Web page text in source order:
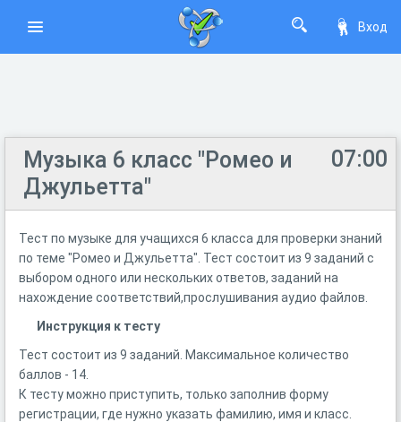
Вход
07:00
Музыка 6 класс "Ромео и
Джульетта"
Тест по музыке для учащихся 6 класса для проверки знаний
по теме "Ромео и Джульетта". Тест состоит из 9 заданий с
выбором одного или нескольких ответов, заданий на
нахождение соответствий,прослушивания аудио файлов.
Инструкция к тесту
Тест состоит из 9 заданий. Максимальное количество
баллов - 14.
К тесту можно приступить, только заполнив форму
регистрации, где нужно указать фамилию, имя и класс.